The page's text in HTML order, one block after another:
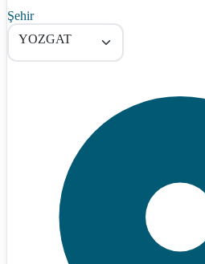
Şehir
YOZGAT